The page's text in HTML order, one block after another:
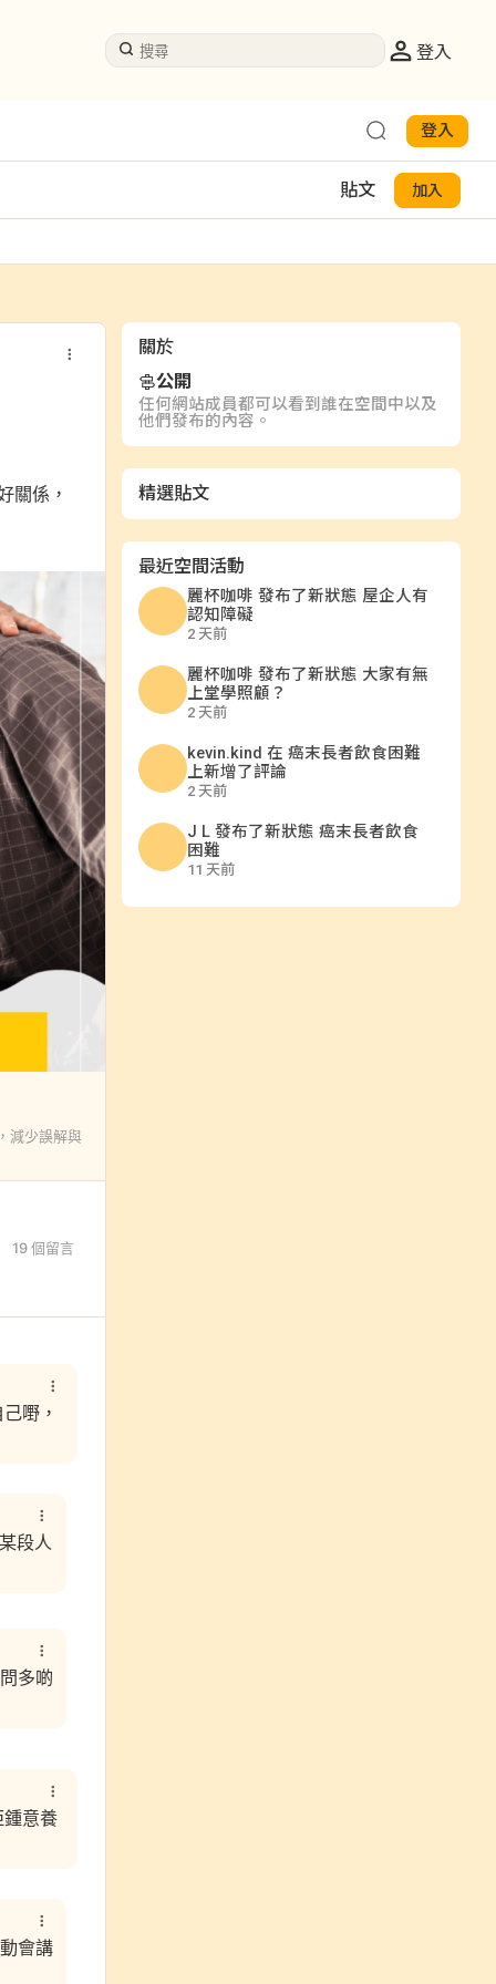
登入
登入
貼文 加入
關係，
減少誤解與
19 個留言
嘢，
段人
多啲
意養
會講
關於
公開
任何網站成員都可以看到誰在空間中以及
他們發布的內容。
精選貼文
最近空間活動
麗杯咖啡 發布了新狀態 屋企人有
認知障礙
2 天前
麗杯咖啡 發布了新狀態 大家有無
上堂學照顧？
2 天前
kevin.kind 在 癌末長者飲食困難
上新增了評論
2 天前
J L發布了新狀態 癌末長者飲食
困難
11 天前